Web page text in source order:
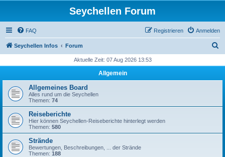
Seychellen Forum
FAQ Anmelden
Registrieren
Seychellen Infos Forum
h
Aktuelle Zeit: 07 Aug 2026 13:53
Allgemein
Allgemeines Board
Alles rund um die Seychellen
Themen: 74
Reiseberichte
Hier können Seychellen-Reiseberichte hinterlegt werden
Themen: 580
Strände
Bewertungen, Beschreibungen, ... der Strände
Themen: 188